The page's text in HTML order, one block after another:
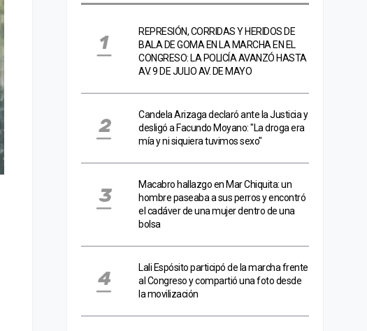
REPRESIÓN, CORRIDAS Y HERIDOS DE
BALA DE GOMA EN LA MARCHA EN EL
CONGRESO: LA POLICÍA AVANZÓ HASTA
AV. 9 DE JULIO AV. DE MAYO
Candela Arizaga declaró ante la Justicia y
desligó a Facundo Moyano: "La droga era
mía y ni siquiera tuvimos sexo"
Macabro hallazgo en Mar Chiquita: un
hombre paseaba a sus perros y encontró
el cadáver de una mujer dentro de una
bolsa
Lali Espósito participó de la marcha frente
al Congreso y compartió una foto desde
la movilización